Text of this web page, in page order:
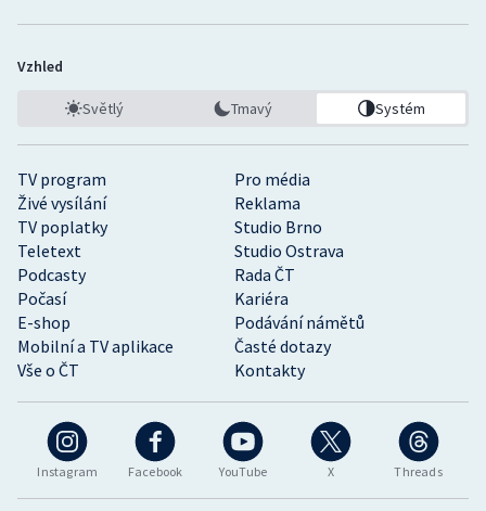
Instagram Facebook YouTube X Threads
TV program
Pro média
Živé vysílání
Reklama
TV poplatky
Studio Brno
Teletext
Studio Ostrava
Podcasty
Rada ČT
Počasí
Kariéra
E-shop
Podávání námětů
Mobilní a TV aplikace
Časté dotazy
Vše o ČT
Kontakty
Vzhled
Světlý Tmavý Systém